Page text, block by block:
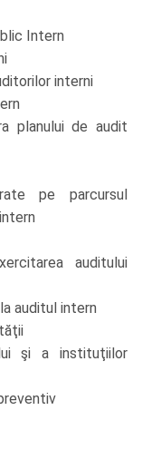
Intern
interni
planului de audit
pe parcursul
auditului
auditul intern
şi a instituţiilor